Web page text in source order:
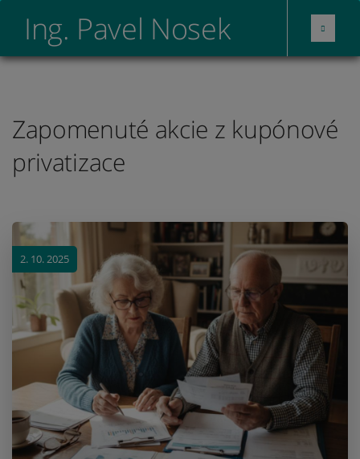
Ing. Pavel Nosek
Zapomenuté akcie z kupónové
privatizace
2. 10. 2025